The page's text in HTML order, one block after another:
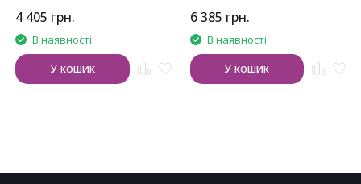
4 405 грн.
В наявності
У кошик
6 385 грн.
В наявності
У кошик